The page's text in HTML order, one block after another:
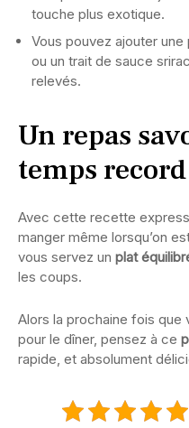
touche plus exotique.
Vous pouvez ajouter
ou un trait de sauce
relevés.
Un repas
temps record
Avec cette recette
manger même lorsqu’on
vous servez un plat
les coups.
Alors la prochaine fois que
pour le dîner, pensez à ce
rapide, et absolument